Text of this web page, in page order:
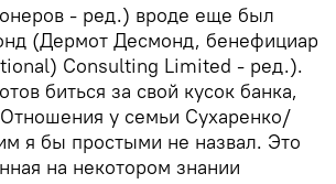
- ред.) вроде еще был
(Дермот Десмонд, бенефициар
Consulting Limited - ред.).
биться за свой кусок банка,
Отношения у семьи Сухаренко/
я бы простыми не назвал. Это
на некотором знании